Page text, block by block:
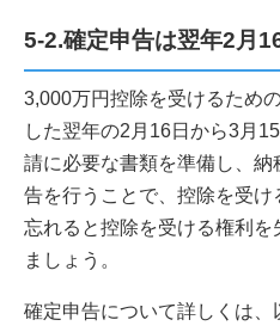
5-2.確定申告は翌年2月
3,000万円控除を受けるため
した翌年の2月16日から3月
請に必要な書類を準備し、
告を行うことで、控除を受
忘れると控除を受ける権利
ましょう。
確定申告について詳しくは